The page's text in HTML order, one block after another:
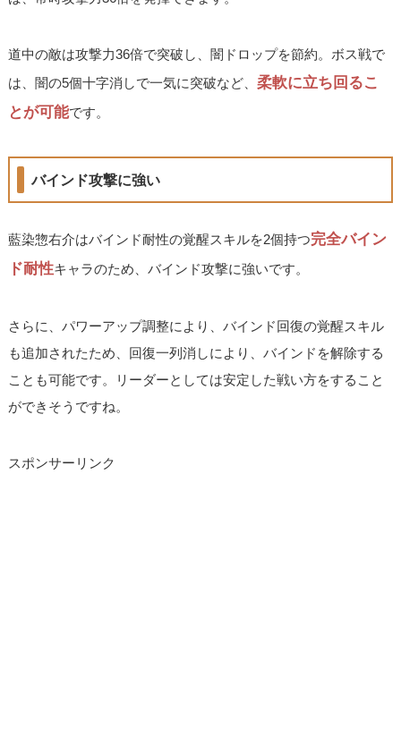
道中の敵は攻撃力36倍で突破し、闇ドロップを節約。ボス戦で
は、闇の5個十字消しで一気に突破など、柔軟に立ち回るこ
とが可能です。
バインド攻撃に強い
藍染惣右介はバインド耐性の覚醒スキルを2個持つ完全バイン
ド耐性キャラのため、バインド攻撃に強いです。
さらに、パワーアップ調整により、バインド回復の覚醒スキル
も追加されたため、回復一列消しにより、バインドを解除する
ことも可能です。リーダーとしては安定した戦い方をすること
ができそうですね。
スポンサーリンク